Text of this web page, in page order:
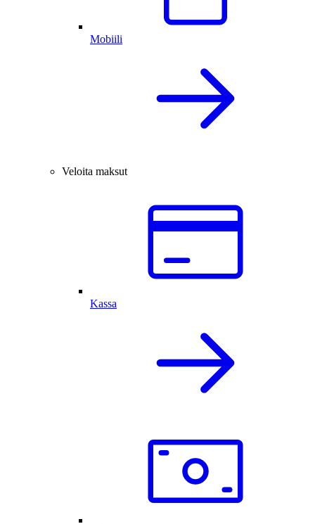
Mobiili
Veloita maksut
Kassa